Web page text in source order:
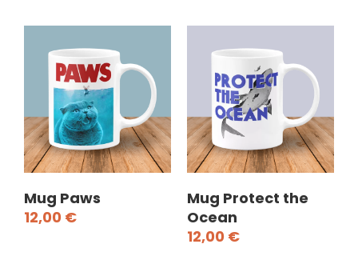
Mug Paws
12,00 €
Mug Protect the
Ocean
12,00 €